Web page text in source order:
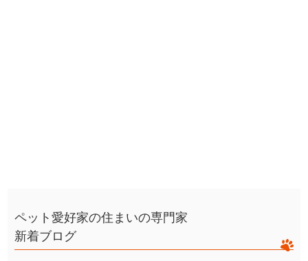
ペット愛好家の住まいの専門家
新着ブログ